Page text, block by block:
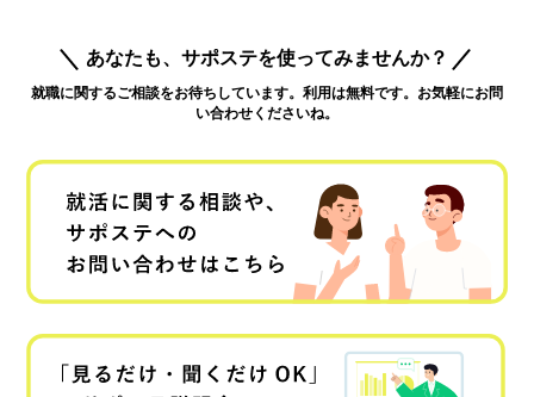
あなたも、サポステを使ってみませんか？
就職に関するご相談をお待ちしています。利用は無料です。お気軽にお問
い合わせくださいね。